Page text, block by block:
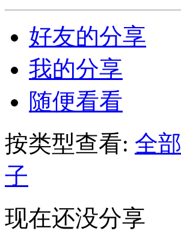
好友的分享
我的分享
随便看看
按类型查看: 全部
子
现在还没分享